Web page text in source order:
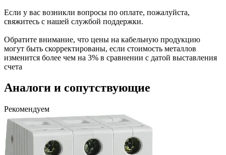
Если у вас возникли вопросы по оплате, пожалуйста,
свяжитесь с нашей службой поддержки.
Обратите внимание, что цены на кабельную продукцию
могут быть скорректированы, если стоимость металлов
изменится более чем на 3% в сравнении с датой выставления
счета
Аналоги и сопутствующие
Рекомендуем